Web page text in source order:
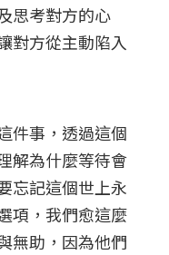
思考對方的心
對方從主動陷入
件事，透過這個
解為什麼等待會
忘記這個世上永
項，我們愈這麼
無助，因為他們